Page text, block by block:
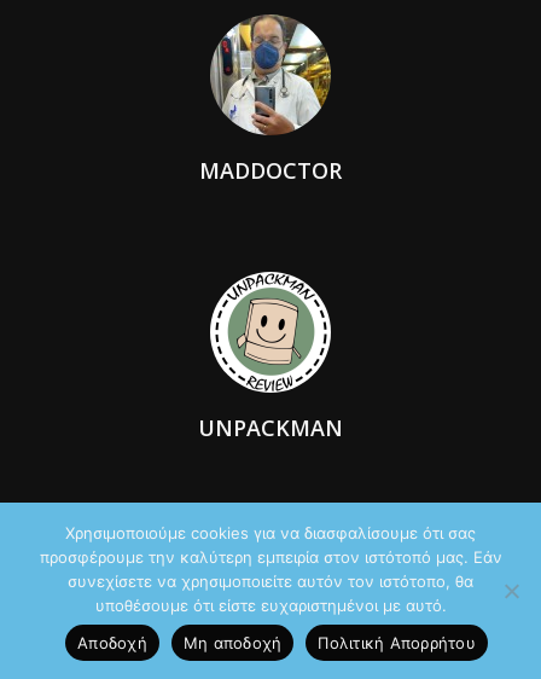
MADDOCTOR
UNPACKMAN
Χρησιμοποιούμε cookies για να διασφαλίσουμε ότι σας
προσφέρουμε την καλύτερη εμπειρία στον ιστότοπό μας. Εάν
συνεχίσετε να χρησιμοποιείτε αυτόν τον ιστότοπο, θα
υποθέσουμε ότι είστε ευχαριστημένοι με αυτό.
Αποδοχή
Μη αποδοχή Πολιτική Aπορρήτου